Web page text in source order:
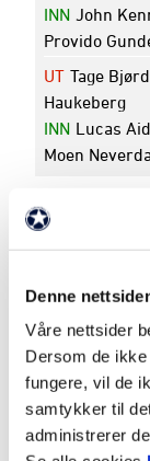
Denne
Våre nettsider
Dersom de
fungere, vil de
samtykker til
administrerer
INN John
Provido
UT Tage
Haukeberg
INN Lucas
Moen